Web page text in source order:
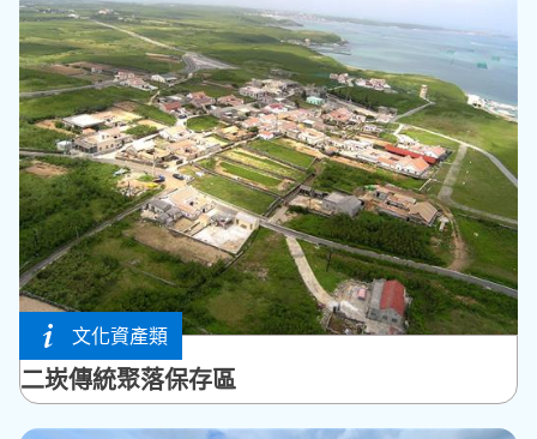
文化資產類
西嶼鄉
二崁傳統聚落保存區